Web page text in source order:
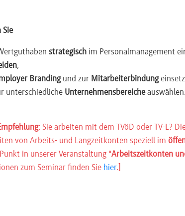
Sie
strategisch im Personalmanagement
,
Brandingund zur Mitarbeiterbindung
unterschiedliche Unternehmensbereicheauswählen.
: Sie arbeiten mit dem TVöD oder TV-L?
von Arbeits- und Langzeitkonten speziell im
in unserer Veranstaltung "Arbeitszeitkonten
zum Seminar finden Sie hier.]